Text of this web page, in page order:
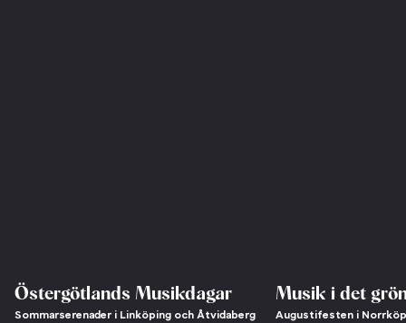
Östergötlands Musikdagar
Sommarserenader i Linköping och Åtvidaberg
Musik i det
Augustifesten i